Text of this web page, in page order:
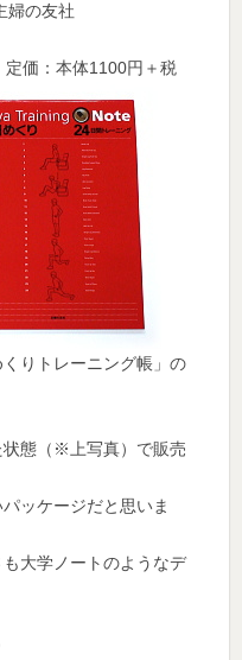
婦の友社
：本体1100円＋税
りトレーニング帳」の
状態（※上写真）で販売
ッケージだと思いま
大学ノートのようなデ